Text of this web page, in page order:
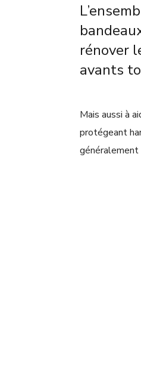
rénover
avants
Mais aussi à
protégeant
généralement